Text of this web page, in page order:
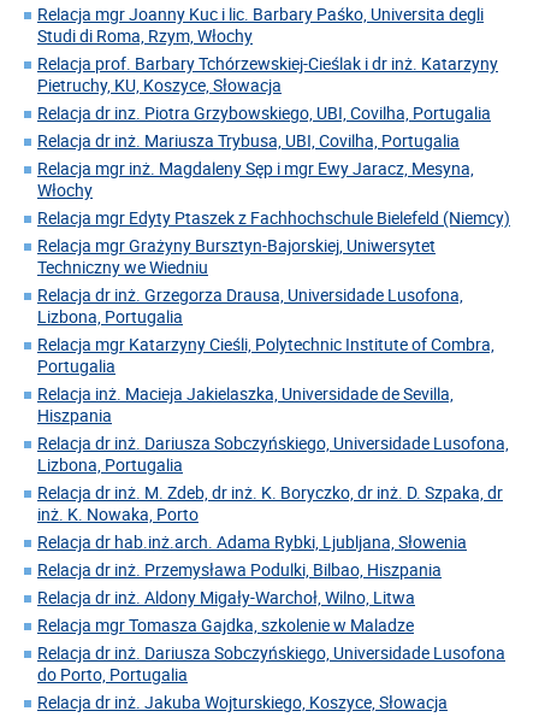
Relacja mgr Joanny Kuc i lic. Barbary Paśko, Universita degli
Studi di Roma, Rzym, Włochy
Relacja prof. Barbary Tchórzewskiej-Cieślak i dr inż. Katarzyny
Pietruchy, KU, Koszyce, Słowacja
Relacja dr inz. Piotra Grzybowskiego, UBI, Covilha, Portugalia
Relacja dr inż. Mariusza Trybusa, UBI, Covilha, Portugalia
Relacja mgr inż. Magdaleny Sęp i mgr Ewy Jaracz, Mesyna,
Włochy
Relacja mgr Edyty Ptaszek z Fachhochschule Bielefeld (Niemcy)
Relacja mgr Grażyny Bursztyn-Bajorskiej, Uniwersytet
Techniczny we Wiedniu
Relacja dr inż. Grzegorza Drausa, Universidade Lusofona,
Lizbona, Portugalia
Relacja mgr Katarzyny Cieśli, Polytechnic Institute of Combra,
Portugalia
Relacja inż. Macieja Jakielaszka, Universidade de Sevilla,
Hiszpania
Relacja dr inż. Dariusza Sobczyńskiego, Universidade Lusofona,
Lizbona, Portugalia
Relacja dr inż. M. Zdeb, dr inż. K. Boryczko, dr inż. D. Szpaka, dr
inż. K. Nowaka, Porto
Relacja dr hab.inż.arch. Adama Rybki, Ljubljana, Słowenia
Relacja dr inż. Przemysława Podulki, Bilbao, Hiszpania
Relacja dr inż. Aldony Migały-Warchoł, Wilno, Litwa
Relacja mgr Tomasza Gajdka, szkolenie w Maladze
Relacja dr inż. Dariusza Sobczyńskiego, Universidade Lusofona
do Porto, Portugalia
Relacja dr inż. Jakuba Wojturskiego, Koszyce, Słowacja